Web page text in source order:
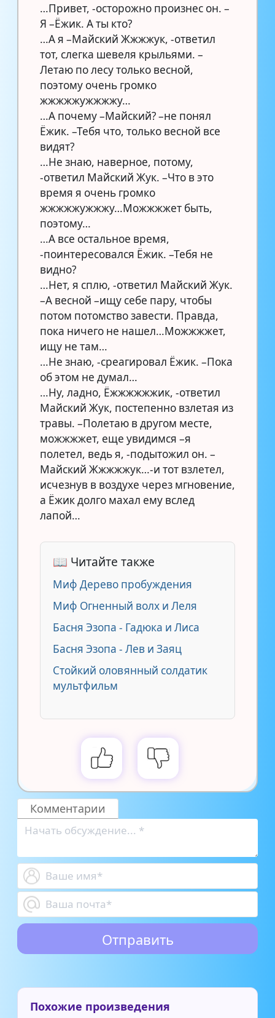
…Привет, -осторожно произнес он. –
Я –Ёжик. А ты кто?
…А я –Майский Жжжжук, -ответил
тот, слегка шевеля крыльями. –
Летаю по лесу только весной,
поэтому очень громко
жжжжжужжжжу…
…А почему –Майский? –не понял
Ёжик. –Тебя что, только весной все
видят?
…Не знаю, наверное, потому,
-ответил Майский Жук. –Что в это
время я очень громко
жжжжжужжжу…Можжжжет быть,
поэтому…
…А все остальное время,
-поинтересовался Ёжик. –Тебя не
видно?
…Нет, я сплю, -ответил Майский Жук.
–А весной –ищу себе пару, чтобы
потом потомство завести. Правда,
пока ничего не нашел…Можжжжет,
ищу не там…
…Не знаю, -среагировал Ёжик. –Пока
об этом не думал…
…Ну, ладно, Ёжжжжжжик, -ответил
Майский Жук, постепенно взлетая из
травы. –Полетаю в другом месте,
можжжжет, еще увидимся –я
полетел, ведь я, -подытожил он. –
Майский Жжжжжук…-и тот взлетел,
исчезнув в воздухе через мгновение,
а Ёжик долго махал ему вслед
лапой…
📖 Читайте также
Миф Дерево пробуждения
Миф Огненный волх и Леля
Басня Эзопа - Гадюка и Лиса
Басня Эзопа - Лев и Заяц
Стойкий оловянный солдатик
мультфильм
Комментарии
Похожие произведения